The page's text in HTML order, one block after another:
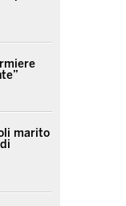
marito